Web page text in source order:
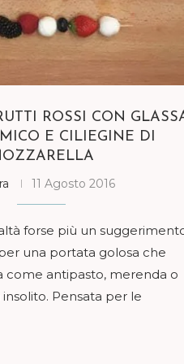
ROSSI CON
E CILIEGINE DI
11 Agosto 2016
forse più un
una portata golosa che
come antipasto, merenda o
Pensata per le